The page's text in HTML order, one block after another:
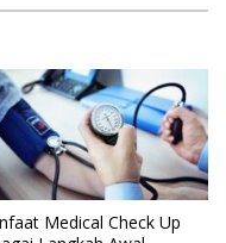
Medical Check Up